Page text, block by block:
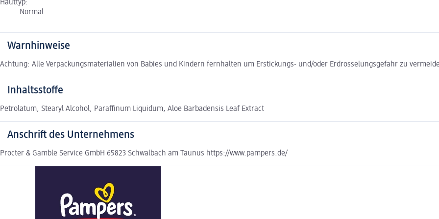
Hauttyp:
Normal
Warnhinweise
Achtung: Alle Verpackungsmaterialien von Babies und Kindern fernhalten um Erstickungs- und/oder Erdrosselungsgefahr zu
Inhaltsstoffe
Petrolatum, Stearyl Alcohol, Paraffinum Liquidum, Aloe Barbadensis Leaf Extract
Anschrift des Unternehmens
Procter & Gamble Service GmbH 65823 Schwalbach am Taunus https://www.pampers.de/